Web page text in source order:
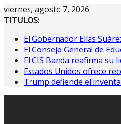
Saltar
al
viernes, agosto 7, 2026
TITULOS:
El Gobernador Elías
El Consejo General de
El CIS Banda reafirma su
Estados Unidos ofrece
Trump defiende el